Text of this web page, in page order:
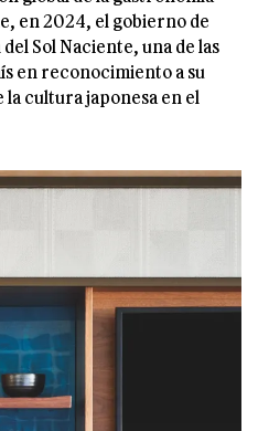
en 2024, el gobierno de
Sol Naciente, una de las
en reconocimiento a su
cultura japonesa en el